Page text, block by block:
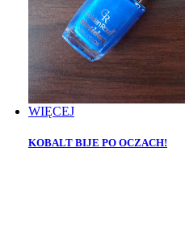
WIĘCEJ
KOBALT BIJE PO OCZACH!